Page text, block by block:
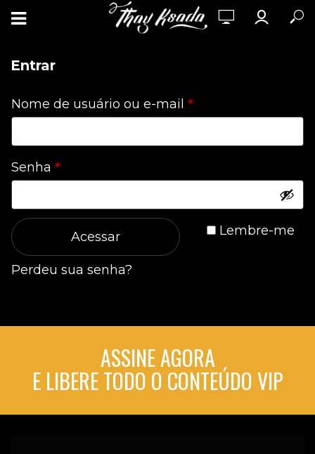
Entrar
Nome de usuário ou e-mail *Obrigatório
Senha *Obrigatório
Lembre-me
Acessar
Perdeu sua senha?
ASSINE AGORA
E LIBERE TODO O CONTEÚDO VIP